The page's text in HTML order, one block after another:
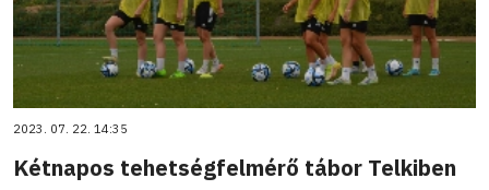
2023. 07. 22. 14:35
Kétnapos tehetségfelmérő tábor Telkiben